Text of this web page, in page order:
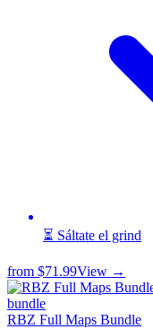
⏳ Sáltate el grind
from $71.99View →
bundle
RBZ Full Maps Bundle